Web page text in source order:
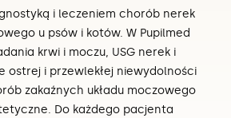
i leczeniem chorób nerek
u psów i kotów. W Pupilmed
krwi i moczu, USG nerek i
ostrej i przewlekłej niewydolności
zakaźnych układu moczowego
Do każdego pacjenta